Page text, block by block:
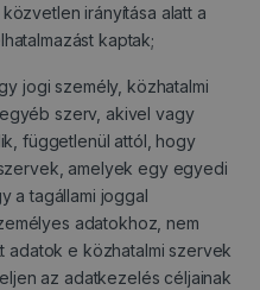
irányítása alatt a
kaptak;
jogi személy, közhatalmi
szerv, akivel vagy
függetlenül attól, hogy
amelyek egy egyedi
a tagállami joggal
adatokhoz, nem
adatok e közhatalmi szervek
az adatkezelés céljainak